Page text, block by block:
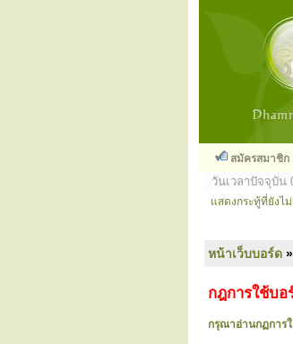
สมัครสมาชิก
วันเวลาปัจจุบัน
แสดงกระทู้ที่ยังไ
หน้าเว็บบอร์ด »
กฎการใช้บอ
กรุณาอ่านกฏการ